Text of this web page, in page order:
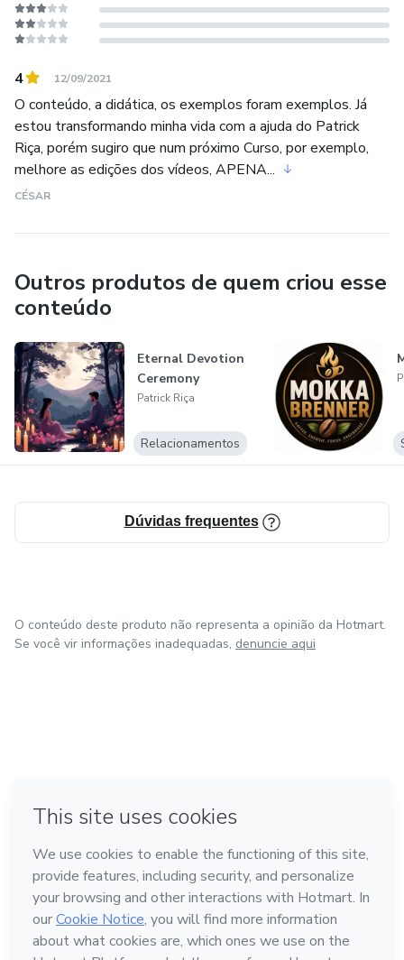
4 12/09/2021
O conteúdo, a didática, os exemplos foram exemplos. Já
estou transformando minha vida com a ajuda do Patrick
Riça, porém sugiro que num próximo Curso, por exemplo,
melhore as edições dos vídeos, APENA...
CÉSAR
Outros produtos de quem criou esse
conteúdo
Eternal Devotion
Ceremony
Patrick Riça
Relacionamentos
Dúvidas frequentes
O conteúdo deste produto não representa a opinião da Hotmart.
Se você vir informações inadequadas, denuncie aqui
Feito com ❤ em Bogotá
Conheça a Hotmart